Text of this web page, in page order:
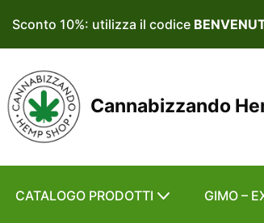
Vai
contenuto
Sconto 10%: utilizza il codice
Cannabizzando
CATALOGO PRODOTTI GIMO –